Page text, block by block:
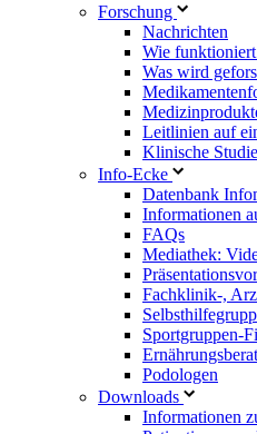
Forschung
Nachrichten
Wie
Was wird
Leitlinien auf
Klinische
Info-Ecke
Datenbank
Informationen
FAQs
Mediathek:
Fachklinik-,
Sportgruppen-
Podologen
Downloads
Informationen